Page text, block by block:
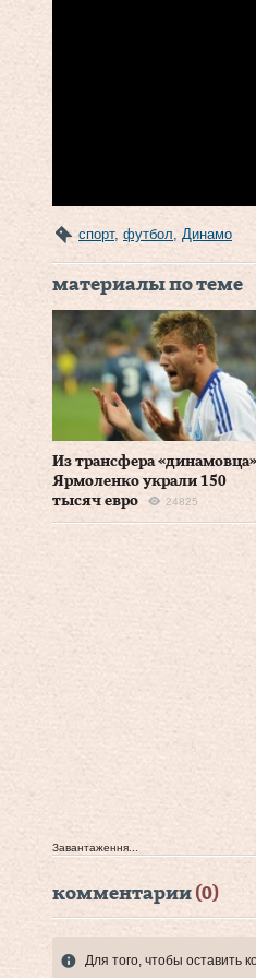
спорт, футбол, Динамо
материалы по теме
Из трансфера «динамовца»
Ярмоленко украли 150
тысяч евро
24825
Завантаження...
комментарии (0)
Для того, чтобы оставить